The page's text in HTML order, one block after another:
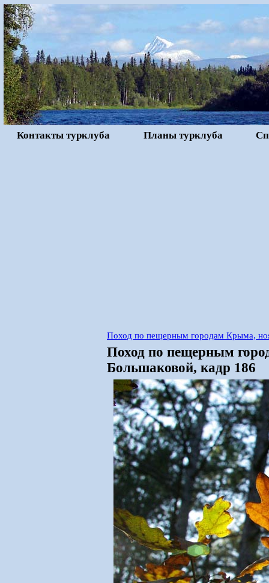
Контакты турклуба Планы турклуба
Поход по пещерным городам Крыма,
Поход по пещерным
Большаковой, кадр 186